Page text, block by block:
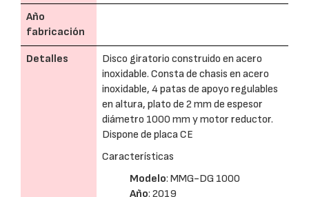
Año
fabricación
Detalles
Disco giratorio construido en acero
inoxidable. Consta de chasis en acero
inoxidable, 4 patas de apoyo regulables
en altura, plato de 2 mm de espesor
diámetro 1000 mm y motor reductor.
Dispone de placa CE
Características
Modelo: MMG-DG 1000
Año: 2019